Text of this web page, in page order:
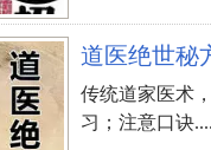
道医绝世秘
传统道家医术
习；注意口诀